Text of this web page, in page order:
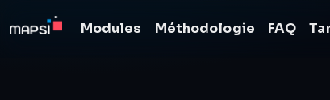
Modules Méthodologie FAQ